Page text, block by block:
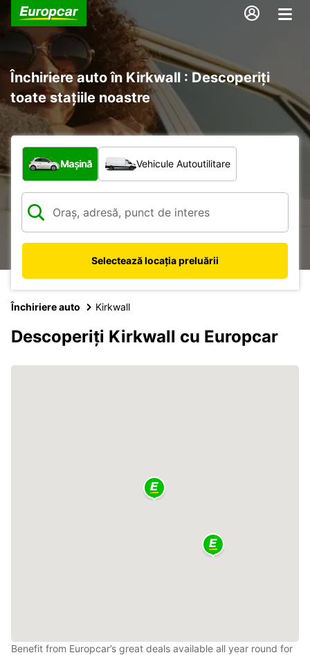
Închiriere auto în Kirkwall : Descoperiți
toate stațiile noastre
Ce tip de vehicul?
Mașină Vehicule Autoutilitare
Selectează locația preluării
Închiriere auto Kirkwall
Descoperiți Kirkwall cu Europcar
Benefit from Europcar’s great deals available all year round for